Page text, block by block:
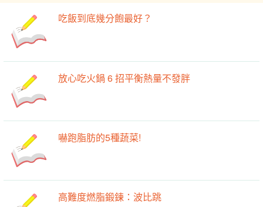
吃飯到底幾分飽最好？
放心吃火鍋 6 招平衡熱量不發胖
嚇跑脂肪的5種蔬菜!
高難度燃脂鍛鍊：波比跳